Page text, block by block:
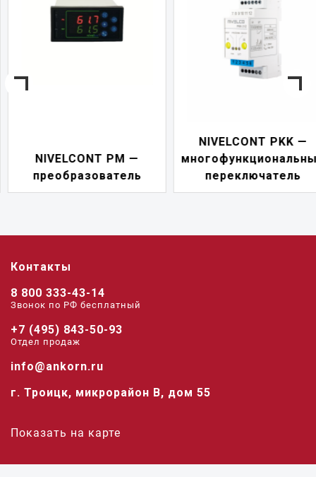
NIVELCONT PM —
преобразователь
NIVELCONT PKK —
переключатель
Контакты
8 800 333-43-14
Звонок по РФ беcплатный
+7 (495) 843-50-93
Отдел продаж
info@ankorn.ru
г. Троицк, микрорайон В, дом 55
Показать на карте